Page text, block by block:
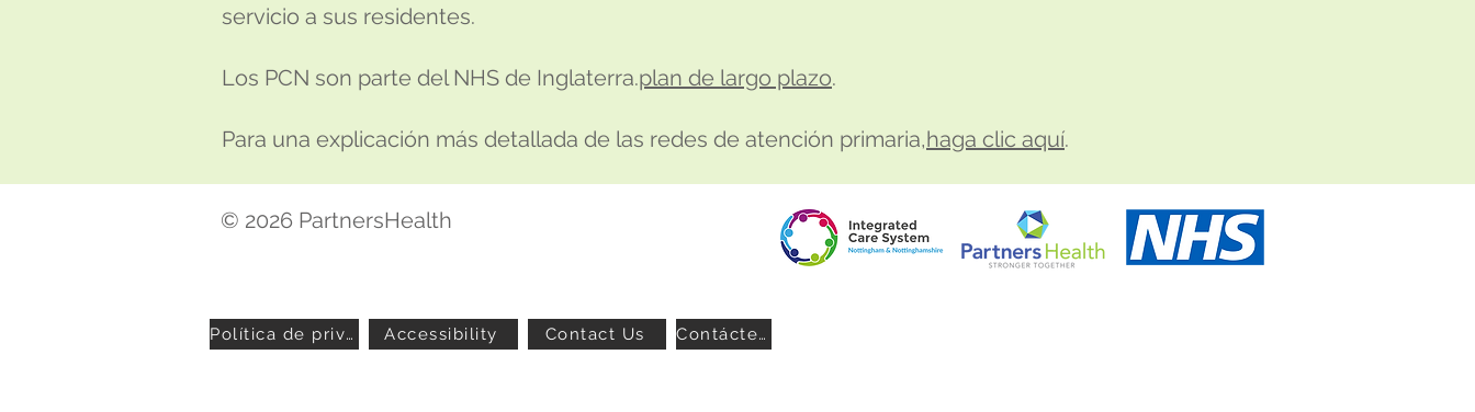
servicio a sus residentes.
Los PCN son parte del NHS de Inglaterra.plan de largo plazo.
Para una explicación más detallada de las redes de atención primaria,haga clic aquí.
© 2026 PartnersHealth
Política de privacidad Accessibility Contact Us Contáctenos